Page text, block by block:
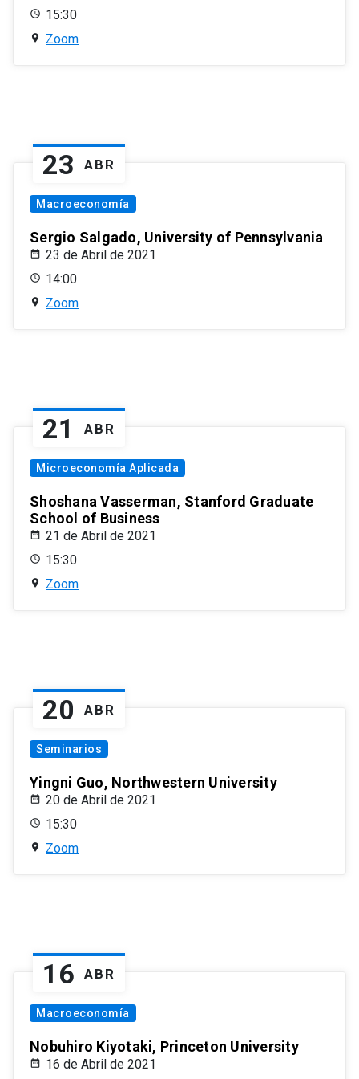
15:30
Zoom
23 ABR
Macroeconomía
Sergio Salgado, University of Pennsylvania
23 de Abril de 2021
14:00
Zoom
21 ABR
Microeconomía Aplicada
Shoshana Vasserman, Stanford Graduate
School of Business
21 de Abril de 2021
15:30
Zoom
20 ABR
Seminarios
Yingni Guo, Northwestern University
20 de Abril de 2021
15:30
Zoom
16 ABR
Macroeconomía
Nobuhiro Kiyotaki, Princeton University
16 de Abril de 2021